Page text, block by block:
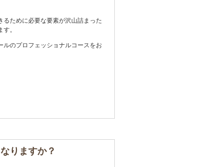
るために必要な要素が沢山詰まった
。
のプロフェッショナルコースをお
りますか？